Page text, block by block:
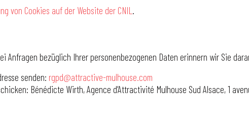
von Cookies auf der Website der CNIL .
Anfragen bezüglich Ihrer personenbezogenen Daten erinnern wir Sie
senden: rgpd@attractive-mulhouse.com
Bénédicte Wirth, Agence d’Attractivité Mulhouse Sud Alsace, 1